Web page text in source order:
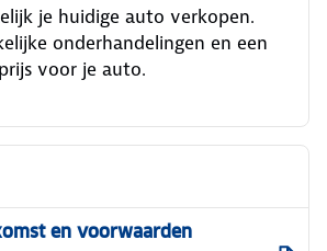
je huidige auto verkopen.
onderhandelingen en een
voor je auto.
en voorwaarden